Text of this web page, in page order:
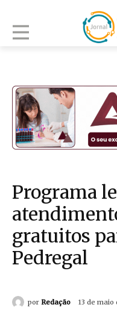
Programa
gratuitos
Pedregal
por Redação 13 de maio